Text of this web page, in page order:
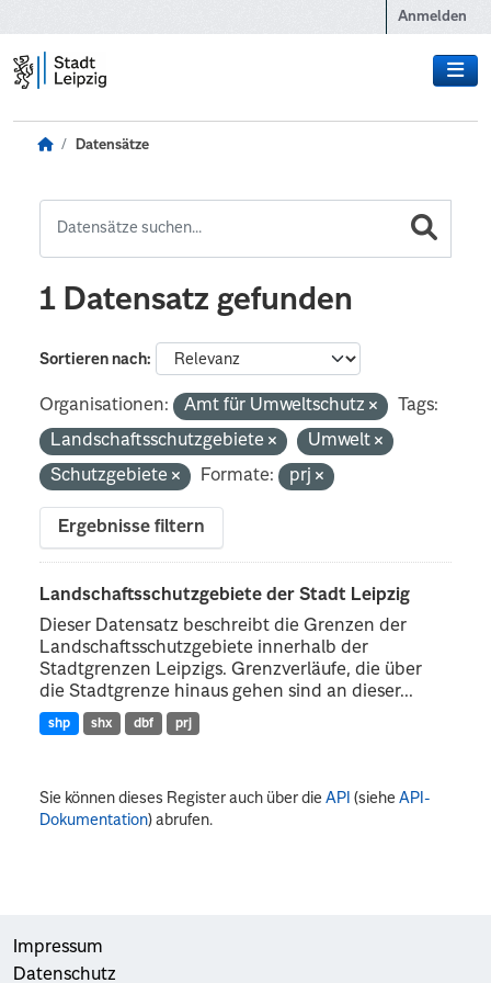
Anmelden
Datensätze
1 Datensatz gefunden
Sortieren nach
Organisationen: Amt für Umweltschutz
Tags:
Landschaftsschutzgebiete
Umwelt
Schutzgebiete
Formate: prj
Ergebnisse filtern
Landschaftsschutzgebiete der Stadt Leipzig
Dieser Datensatz beschreibt die Grenzen der
Landschaftsschutzgebiete innerhalb der
Stadtgrenzen Leipzigs. Grenzverläufe, die über
die Stadtgrenze hinaus gehen sind an dieser...
shp shx dbf prj
Sie können dieses Register auch über dieAPI (sieheAPI-
Dokumentation) abrufen.
Impressum
Datenschutz